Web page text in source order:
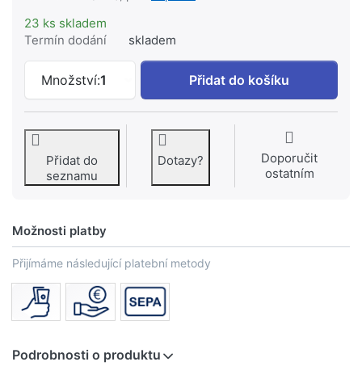
23 ks skladem
Termín dodání
skladem
Množství:1
KREINER HAMBURG držák ručníků
Přidat do košíku
Přidat do
seznamu
Dotazy?
Doporučit
ostatním
Možnosti platby
Přijímáme následující platební metody
Podrobnosti o produktu